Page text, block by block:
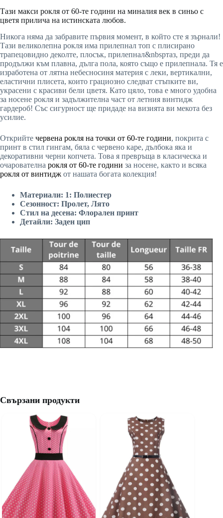
Тази макси рокля от 60-те години на миналия век в синьо с
цветя прилича на истинската любов.
Никога няма да забравите първия момент, в който сте я зърнали!
Тази великолепна рокля има прилепнал топ с плисирано
трапецовидно деколте, плосък, прилепнал&nbspтаз, преди да
продължи към плавна, дълга пола, която също е прилепнала. Тя е
изработена от лятна небесносиня материя с леки, вертикални,
еластични плисета, които грациозно следват стъпките ви,
украсени с красиви бели цветя. Като цяло, това е много удобна
за носене рокля и задължителна част от летния винтидж
гардероб! Със сигурност ще придаде на визията ви мекота без
усилие.
Открийте червена рокля на точки от 60-те години, покрита с
принт в стил гингам, бяла с червено каре, дълбока яка и
декоративни черни копчета. Това я превръща в класическа и
очарователна рокля от 60-те години за носене, както и всяка
рокля от винтидж от нашата богата колекция!
Материали: 1: Полиестер
Сезонност: Пролет, Лято
Стил на десена: Флорален принт
Детайли: Заден цип
Свързани продукти